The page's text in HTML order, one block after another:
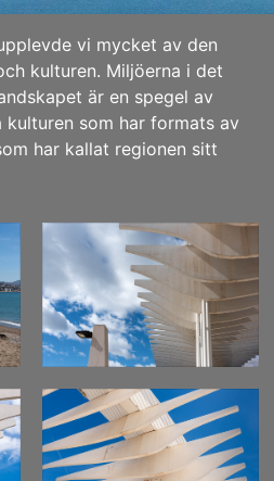
vi mycket av den
kulturen. Miljöerna i det
är en spegel av
som har formats av
har kallat regionen sitt